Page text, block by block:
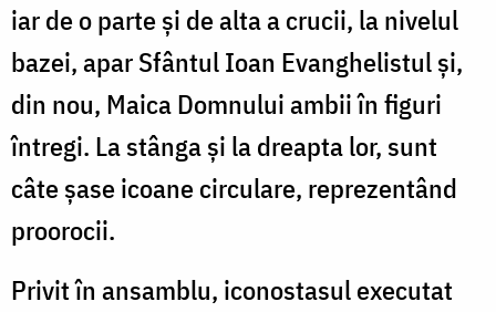
iar de o parte și de alta a crucii, la nivelul
bazei, apar Sfântul Ioan Evanghelistul și,
din nou, Maica Domnului ambii în figuri
întregi. La stânga și la dreapta lor, sunt
câte șase icoane circulare, reprezentând
proorocii.
Privit în ansamblu, iconostasul executat